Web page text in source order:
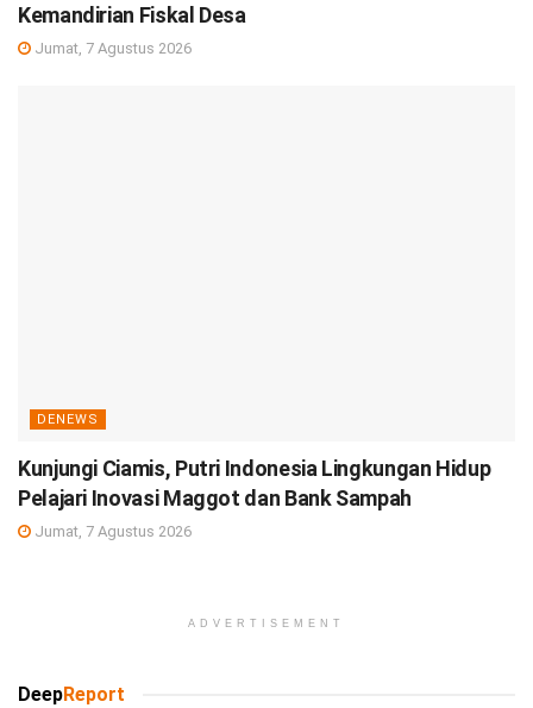
Kemandirian Fiskal Desa
Jumat, 7 Agustus 2026
DENEWS
Kunjungi Ciamis, Putri Indonesia Lingkungan Hidup
Pelajari Inovasi Maggot dan Bank Sampah
Jumat, 7 Agustus 2026
ADVERTISEMENT
DeepReport